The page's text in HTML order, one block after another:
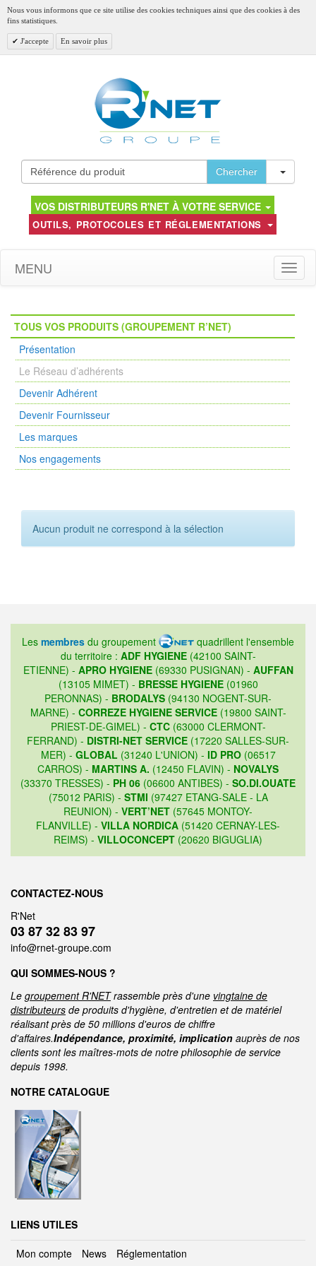
Nous vous informons que ce site utilise des cookies techniques ainsi que des cookies à des
fins statistiques.
J'accepte En savoir plus
Chercher
VOS DISTRIBUTEURS R'NET À VOTRE SERVICE
OUTILS, PROTOCOLES ET RÉGLEMENTATIONS
Toggle
MENU
TOUS VOS PRODUITS (GROUPEMENT R’NET)
Présentation
Le Réseau d’adhérents
Devenir Adhérent
Devenir Fournisseur
Les marques
Nos engagements
Aucun produit ne correspond à la sélection
Les membres du groupement
quadrillent l'ensemble
du territoire : ADF HYGIENE(42100 SAINT-
ETIENNE) - APRO HYGIENE(69330 PUSIGNAN) - AUFFAN
(13105 MIMET) - BRESSE HYGIENE(01960
PERONNAS) - BRODALYS (94130 NOGENT-SUR-
MARNE) - CORREZE HYGIENE SERVICE(19800 SAINT-
PRIEST-DE-GIMEL) - CTC(63000 CLERMONT-
FERRAND) - DISTRI-NET SERVICE (17220 SALLES-SUR-
MER) - GLOBAL (31240 L'UNION) - ID PRO(06517
CARROS) - MARTINS A. (12450 FLAVIN) - NOVALYS
(33370 TRESSES) - PH 06 (06600 ANTIBES) - SO.DI.OUATE
(75012 PARIS) - STMI (97427 ETANG-SALE - LA
REUNION) - VERT’NET (57645 MONTOY-
FLANVILLE) - VILLA NORDICA (51420 CERNAY-LES-
REIMS) - VILLOCONCEPT (20620 BIGUGLIA)
CONTACTEZ-NOUS
R'Net
03 87 32 83 97
info@rnet-groupe.com
QUI SOMMES-NOUS ?
Le groupement R'NETrassemble près d'une vingtaine de
distributeurs de produits d'hygiène, d'entretien et de matériel
réalisant près de 50 millions d'euros de chiffre
d'affaires.Indépendance, proximité, implication auprès de nos
clients sont les maîtres-mots de notre philosophie de service
depuis 1998.
NOTRE CATALOGUE
LIENS UTILES
Mon compte News Réglementation